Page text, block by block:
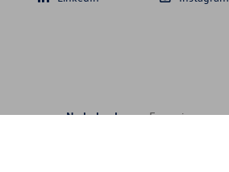
Nederlands
Français